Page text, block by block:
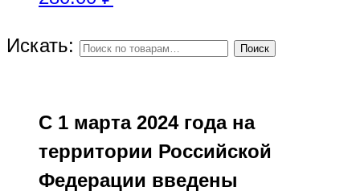
Искать: Поиск
С 1 марта 2024 года на
территории Российской
Федерации введены